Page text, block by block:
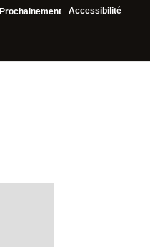
Accessibilité
Prochainement